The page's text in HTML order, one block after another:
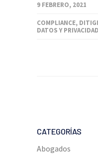
9 FEBRERO, 2021
COMPLIANCE,
DATOS Y PRIVACIDAD
CATEGORÍAS
Abogados